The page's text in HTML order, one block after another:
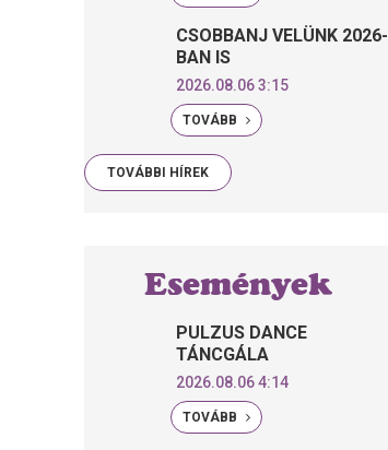
CSOBBANJ VELÜNK 2026-
BAN IS
2026.08.06 3:15
TOVÁBB
TOVÁBBI HÍREK
Események
PULZUS DANCE
TÁNCGÁLA
2026.08.06 4:14
TOVÁBB